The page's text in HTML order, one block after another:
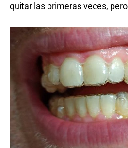
quitar las primeras veces, pero